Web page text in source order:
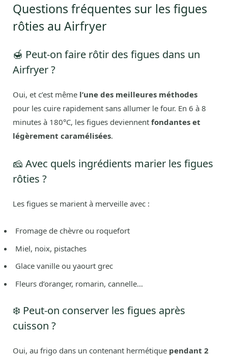
Questions fréquentes sur les figues
rôties au Airfryer
🍯 Peut-on faire rôtir des figues dans un
Airfryer ?
Oui, et c’est même l’une des meilleures méthodes
pour les cuire rapidement sans allumer le four. En 6 à 8
minutes à 180°C, les figues deviennent fondantes et
légèrement caramélisées.
🧀 Avec quels ingrédients marier les figues
rôties ?
Les figues se marient à merveille avec :
Fromage de chèvre ou roquefort
Miel, noix, pistaches
Glace vanille ou yaourt grec
Fleurs d’oranger, romarin, cannelle…
❄️ Peut-on conserver les figues après
cuisson ?
Oui, au frigo dans un contenant hermétique pendant 2